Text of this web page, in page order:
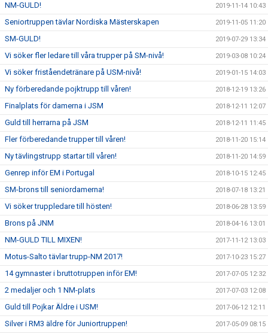
NM-GULD! 2019-11-14 10:43
Seniortruppen tävlar Nordiska Mästerskapen 2019-11-05 11:20
SM-GULD! 2019-07-29 13:34
Vi söker fler ledare till våra trupper på SM-nivå! 2019-03-08 10:24
Vi söker friståendetränare på USM-nivå! 2019-01-15 14:03
Ny förberedande pojktrupp till våren! 2018-12-19 13:26
Finalplats för damerna i JSM 2018-12-11 12:07
Guld till herrarna på JSM 2018-12-11 11:45
Fler förberedande trupper till våren! 2018-11-20 15:14
Ny tävlingstrupp startar till våren! 2018-11-20 14:59
Genrep inför EM i Portugal 2018-10-15 12:45
SM-brons till seniordamerna! 2018-07-18 13:21
Vi söker truppledare till hösten! 2018-06-28 13:59
Brons på JNM 2018-04-16 13:01
NM-GULD TILL MIXEN! 2017-11-12 13:03
Motus-Salto tävlar trupp-NM 2017! 2017-10-23 15:27
14 gymnaster i bruttotruppen inför EM! 2017-07-05 12:32
2 medaljer och 1 NM-plats 2017-07-03 12:08
Guld till Pojkar Äldre i USM! 2017-06-12 12:11
Silver i RM3 äldre för Juniortruppen! 2017-05-09 08:15